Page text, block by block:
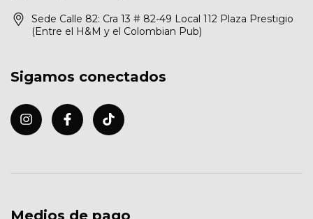
Sede Calle 82: Cra 13 # 82-49 Local 112 Plaza Prestigio
(Entre el H&M y el Colombian Pub)
Sigamos conectados
Medios de pago